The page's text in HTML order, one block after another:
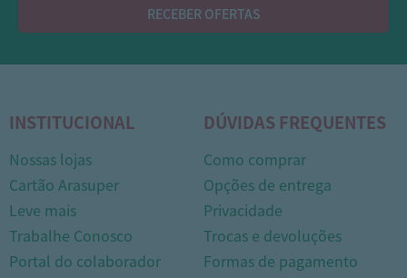
RECEBER OFERTAS
INSTITUCIONAL
Nossas lojas
Cartão Arasuper
Leve mais
Trabalhe Conosco
Portal do colaborador
DÚVIDAS FREQUENTES
Como comprar
Opções de entrega
Privacidade
Trocas e devoluções
Formas de pagamento